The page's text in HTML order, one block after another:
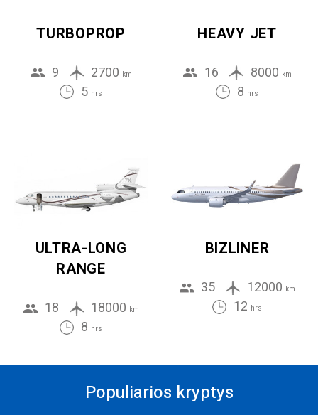
TURBOPROP
9 2700 km
5 hrs
HEAVY JET
16 8000 km
8 hrs
ULTRA-LONG
RANGE
18 18000 km
8 hrs
BIZLINER
35 12000 km
12 hrs
Populiarios kryptys